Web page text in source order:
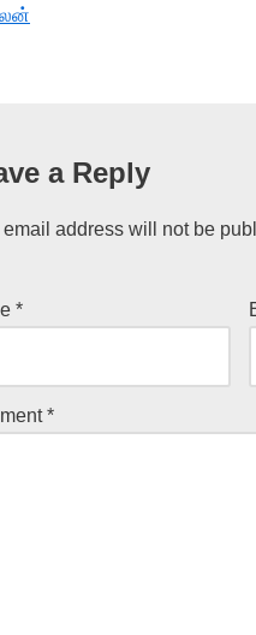
a Reply
email address will not be
*
*